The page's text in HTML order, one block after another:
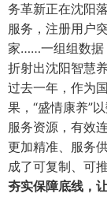
务革新正在沈阳
服务，注册用户
家……一组组数据
折射出沈阳智慧
过去一年，作为
果，“盛情康养”
服务资源，有效
更加精准、服务
成了可复制、可
夯实保障底线 ，